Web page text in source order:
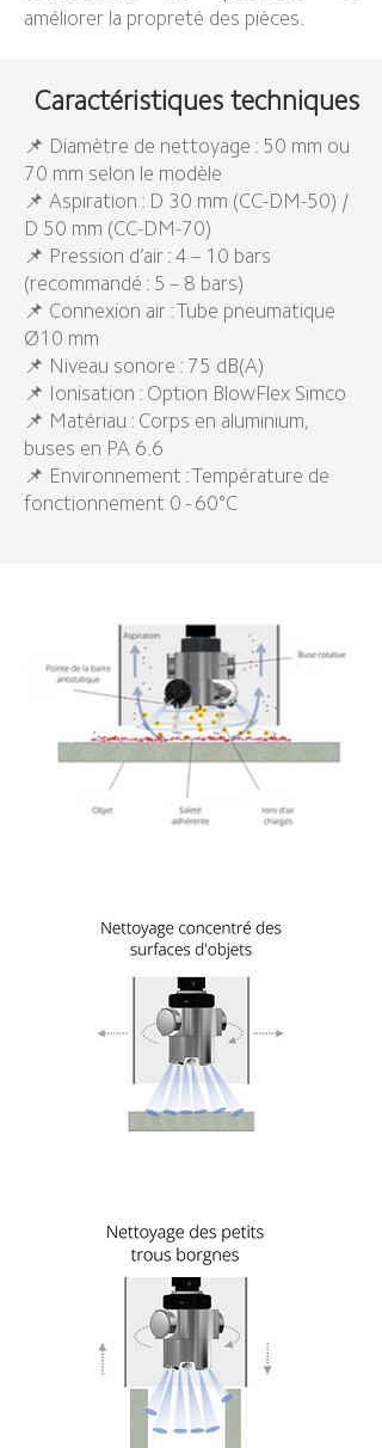
améliorer la propreté des pièces.
Caractéristiques techniques
📌 Diamètre de nettoyage : 50 mm ou
70 mm selon le modèle
📌 Aspiration : D 30 mm (CC-DM-50) /
D 50 mm (CC-DM-70)
📌 Pression d’air : 4 – 10 bars
(recommandé : 5 – 8 bars)
📌 Connexion air : Tube pneumatique
Ø10 mm
📌 Niveau sonore : 75 dB(A)
📌 Ionisation : Option BlowFlex Simco
📌 Matériau : Corps en aluminium,
buses en PA 6.6
📌 Environnement : Température de
fonctionnement 0 - 60°C